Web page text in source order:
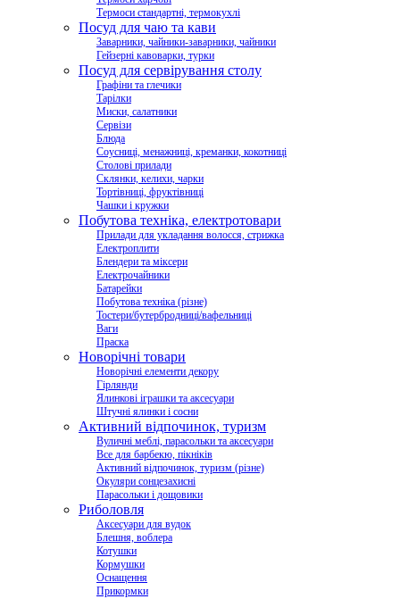
Термоси стандартні, термокухлі
Посуд для чаю та кави
Заварники, чайники-заварники, чайники
Гейзерні кавоварки, турки
Посуд для сервірування столу
Графіни та глечики
Тарілки
Миски, салатники
Сервізи
Блюда
Соусниці, менажниці, креманки, кокотниці
Столові прилади
Склянки, келихи, чарки
Тортівниці, фруктівниці
Чашки і кружки
Побутова техніка, електротовари
Прилади для укладання волосся, стрижка
Електроплити
Блендери та міксери
Електрочайники
Батарейки
Побутова техніка (різне)
Тостери/бутербродниці/вафельниці
Ваги
Праска
Новорічні товари
Новорічні елементи декору
Гірлянди
Ялинкові іграшки та аксесуари
Штучні ялинки і сосни
Активний відпочинок, туризм
Вуличні меблі, парасольки та аксесуари
Все для барбекю, пікніків
Активний відпочинок, туризм (різне)
Окуляри сонцезахисні
Парасольки і дощовики
Риболовля
Аксесуари для вудок
Блешня, воблера
Котушки
Кормушки
Оснащення
Прикормки